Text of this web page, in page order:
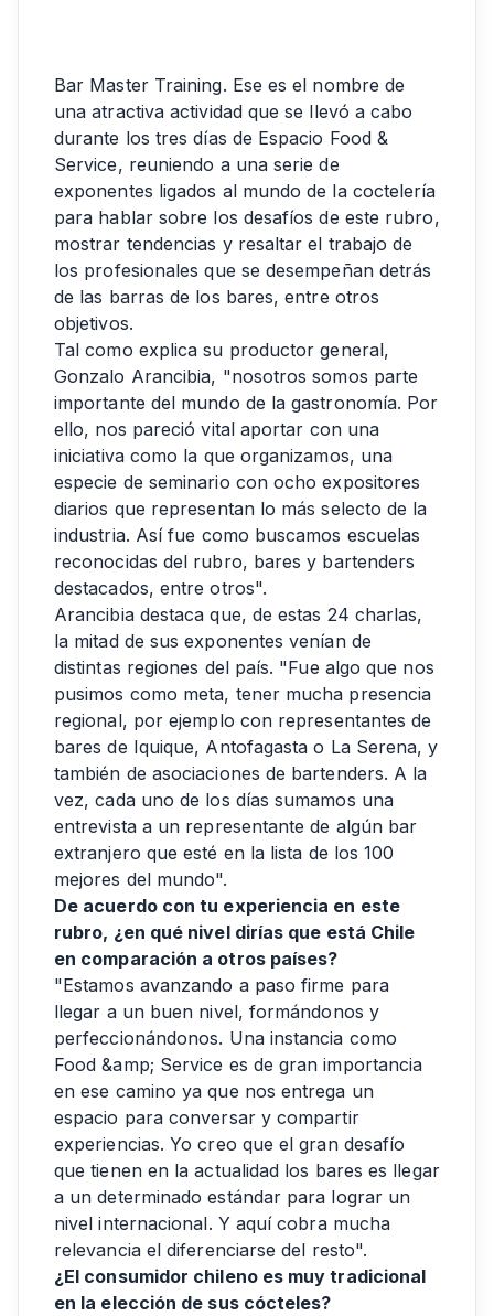
Bar Master Training. Ese es el nombre de
una atractiva actividad que se llevó a cabo
durante los tres días de Espacio Food &
Service, reuniendo a una serie de
exponentes ligados al mundo de la coctelería
para hablar sobre los desafíos de este rubro,
mostrar tendencias y resaltar el trabajo de
los profesionales que se desempeñan detrás
de las barras de los bares, entre otros
objetivos.
Tal como explica su productor general,
Gonzalo Arancibia, "nosotros somos parte
importante del mundo de la gastronomía. Por
ello, nos pareció vital aportar con una
iniciativa como la que organizamos, una
especie de seminario con ocho expositores
diarios que representan lo más selecto de la
industria. Así fue como buscamos escuelas
reconocidas del rubro, bares y bartenders
destacados, entre otros".
Arancibia destaca que, de estas 24 charlas,
la mitad de sus exponentes venían de
distintas regiones del país. "Fue algo que nos
pusimos como meta, tener mucha presencia
regional, por ejemplo con representantes de
bares de Iquique, Antofagasta o La Serena, y
también de asociaciones de bartenders. A la
vez, cada uno de los días sumamos una
entrevista a un representante de algún bar
extranjero que esté en la lista de los 100
mejores del mundo".
De acuerdo con tu experiencia en este
rubro, ¿en qué nivel dirías que está Chile
en comparación a otros países?
"Estamos avanzando a paso firme para
llegar a un buen nivel, formándonos y
perfeccionándonos. Una instancia como
Food &amp; Service es de gran importancia
en ese camino ya que nos entrega un
espacio para conversar y compartir
experiencias. Yo creo que el gran desafío
que tienen en la actualidad los bares es llegar
a un determinado estándar para lograr un
nivel internacional. Y aquí cobra mucha
relevancia el diferenciarse del resto".
¿El consumidor chileno es muy tradicional
en la elección de sus cócteles?